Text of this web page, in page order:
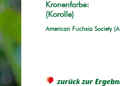
Kronenfarbe:
(Korolle)
American Fuchsia Society
zurück zur